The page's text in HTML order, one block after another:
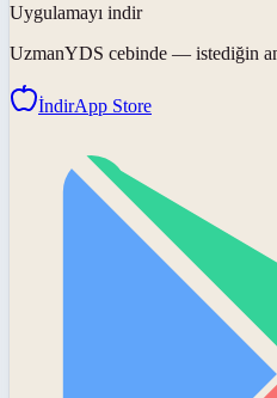
Uygulamayı indir
UzmanYDS cebinde — istediğin
İndirApp Store